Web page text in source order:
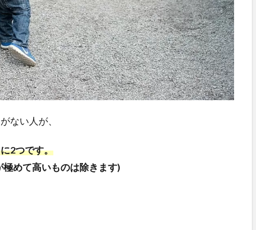
ない人が、
2つです。
めて高いものは除きます)